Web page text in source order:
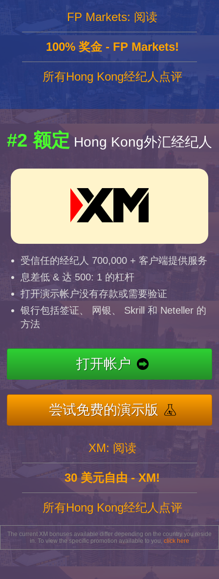
FP Markets: 阅读
100% 奖金 - FP Markets!
所有Hong Kong经纪人点评
#2 额定 Hong Kong外汇经纪人
受信任的经纪人 700,000 + 客户端提供服务
息差低 & 达 500: 1 的杠杆
打开演示帐户没有存款或需要验证
银行包括签证、 网银、 Skrill 和 Neteller 的
方法
打开帐户
尝试免费的演示版
XM: 阅读
30 美元自由 - XM!
所有Hong Kong经纪人点评
The current XM bonuses available differ depending on the country you reside
in. To view the specific promotion available to you, click here